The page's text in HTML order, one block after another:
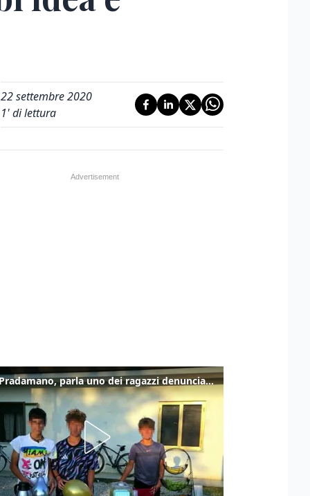
22 settembre 2020
1' di lettura
Caso Pradamano, parla uno dei ragazzi denunciati per la limonata: "Volevo anche aiutare i miei"